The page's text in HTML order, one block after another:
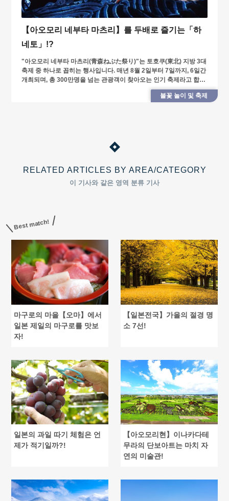
【아오모리 네부타 마츠리】를 두배로 즐기는「하
네토」!?
"아오모리 네부타 마츠리(青森ねぶた祭り)"는 토호쿠(東北) 지방 3대
축제 중 하나로 꼽히는 행사입니다. 매년 8월 2일부터 7일까지, 6일간
개최되며, 총 300만명을 넘는 관광객이 찾아오는 인기 축제라고 합니
불꽃 놀이 및 축제
RELATED ARTICLES BY AREA/CATEGORY
이 기사와 같은 영역 분류 기사
Best match!
마구로의 마을【오마】에서
일본 제일의 마구로를 맛보
자!
【일본전국】가을의 절경 명
소 7선!
일본의 과일 따기 체험은 언
제가 적기일까?!
【아오모리현】이나카다테
무라의 단보아트는 마치 자
연의 미술관!